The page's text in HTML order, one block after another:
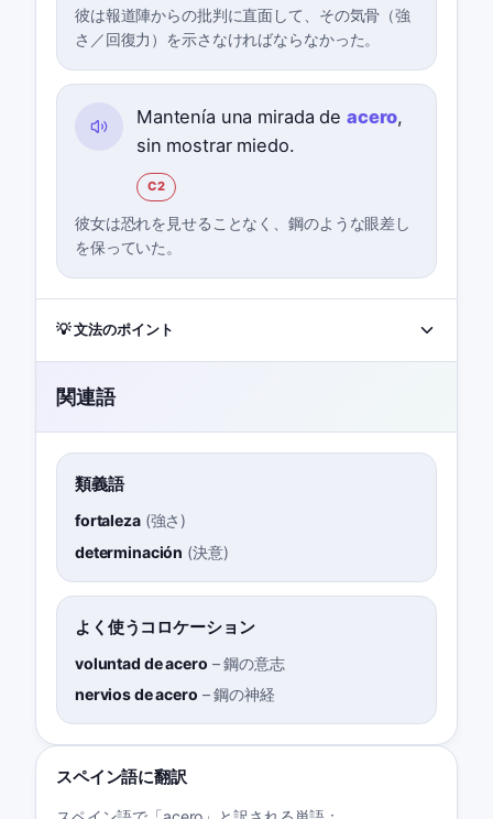
彼は報道陣からの批判に直面して、その気骨（強
さ／回復力）を示さなければならなかった。
Mantenía una mirada de acero,
sin mostrar miedo.
C2
彼女は恐れを見せることなく、鋼のような眼差し
を保っていた。
💡 文法のポイント
関連語
類義語
fortaleza(強さ )
determinación (決意)
よく使うコロケーション
voluntad de acero –鋼の意志
nervios de acero –鋼の神経
スペイン語に翻訳